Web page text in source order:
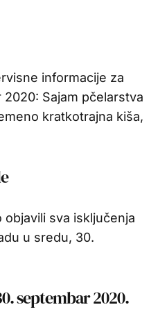
informacije za
Sajam pčelarstva
kratkotrajna kiša,
objavili sva isključenja
u sredu, 30.
septembar 2020.